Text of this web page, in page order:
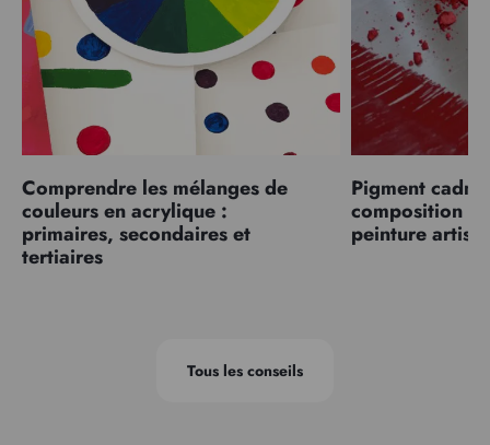
Comprendre les mélanges de
couleurs en acrylique :
primaires, secondaires et
tertiaires
Pigment
composition
peinture
Tous les conseils